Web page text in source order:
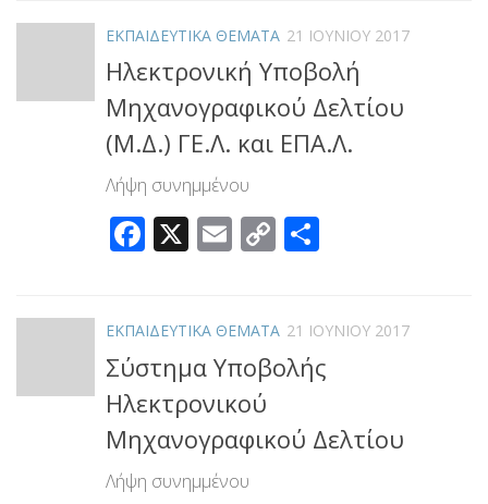
ΕΚΠΑΙΔΕΥΤΙΚΑ ΘΕΜΑΤΑ 21 ΙΟΥΝΊΟΥ 2017
Ηλεκτρονική Υποβολή
Μηχανογραφικού Δελτίου
(Μ.Δ.) ΓΕ.Λ. και ΕΠΑ.Λ.
Λήψη συνημμένου
Facebook
X Email
Copy
ΕΚΠΑΙΔΕΥΤΙΚΑ ΘΕΜΑΤΑ 21 ΙΟΥΝΊΟΥ 2017
Σύστημα Υποβολής
Ηλεκτρονικού
Μηχανογραφικού Δελτίου
Λήψη συνημμένου